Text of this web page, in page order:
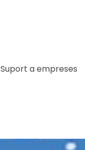
Suport a empreses